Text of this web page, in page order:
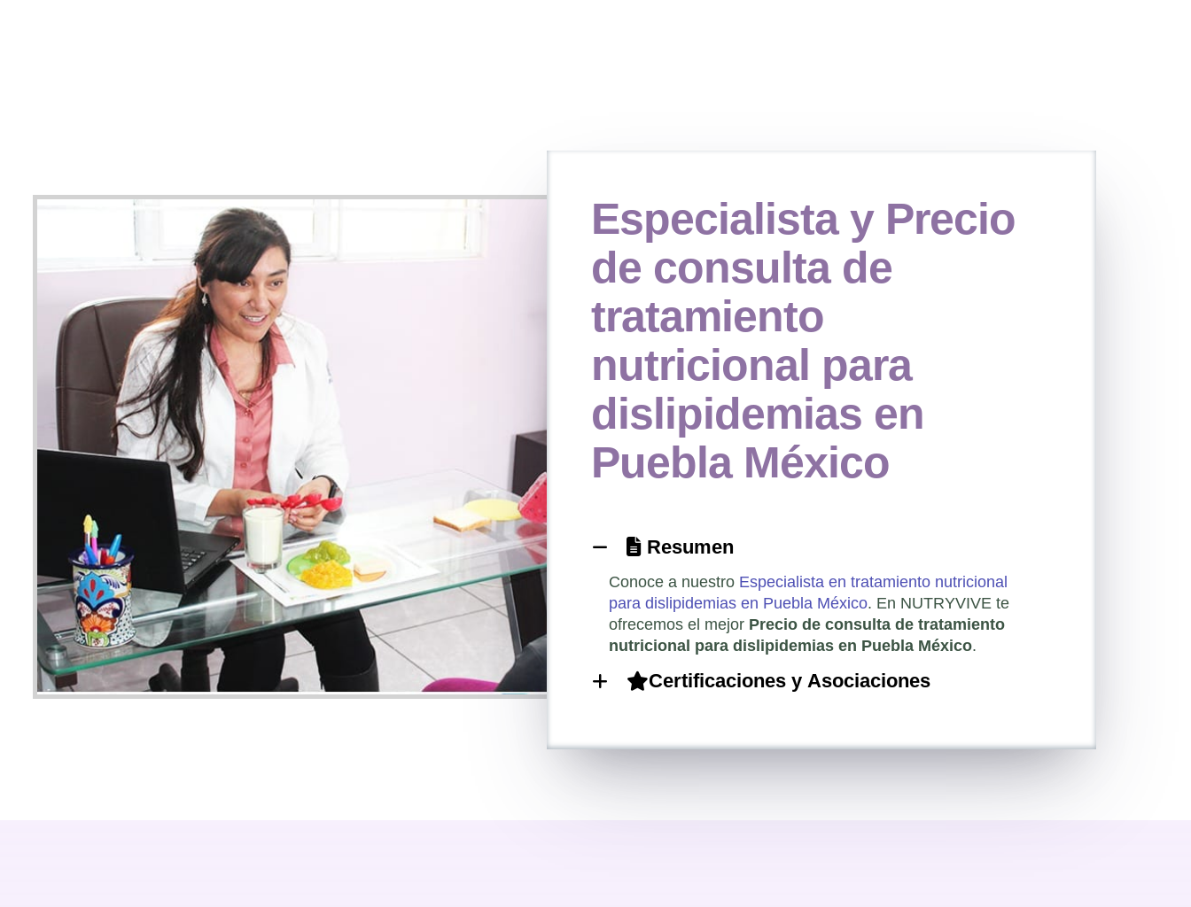
Especialista y Precio
de consulta de
tratamiento
nutricional para
dislipidemias en
Puebla México
Resumen
Conoce a nuestro Especialista en tratamiento nutricional
para dislipidemias en Puebla México. En NUTRYVIVE te
ofrecemos el mejor Precio de consulta de tratamiento
nutricional para dislipidemias en Puebla México.
Certificaciones y Asociaciones